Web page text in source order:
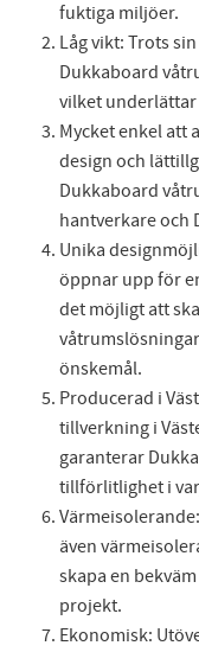
fuktiga miljöer.
Låg vikt: Trots
Dukkaboard
vilket
Mycket enkel att
design och
Dukkaboard
hantverkare och
Unika
öppnar upp för
det möjligt att
önskemål.
Producerad i
tillverkning i
garanterar
tillförlitlighet i
även
skapa en
projekt.
Ekonomisk: